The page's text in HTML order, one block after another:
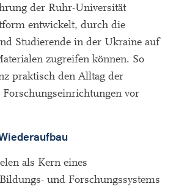
der Ruhr-Universität
entwickelt, durch die
Studierende in der Ukraine auf
zugreifen können. So
praktisch den Alltag der
vor
als Kern eines
und Forschungssystems